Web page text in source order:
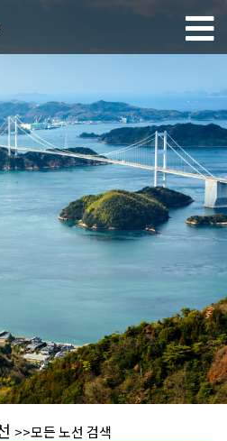
>>모든 노선 검색